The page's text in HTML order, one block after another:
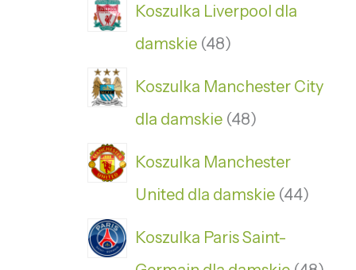
Koszulka Liverpool dla
damskie 48
Koszulka Manchester City
dla damskie 48
Koszulka Manchester
United dla damskie 44
Koszulka Paris Saint-